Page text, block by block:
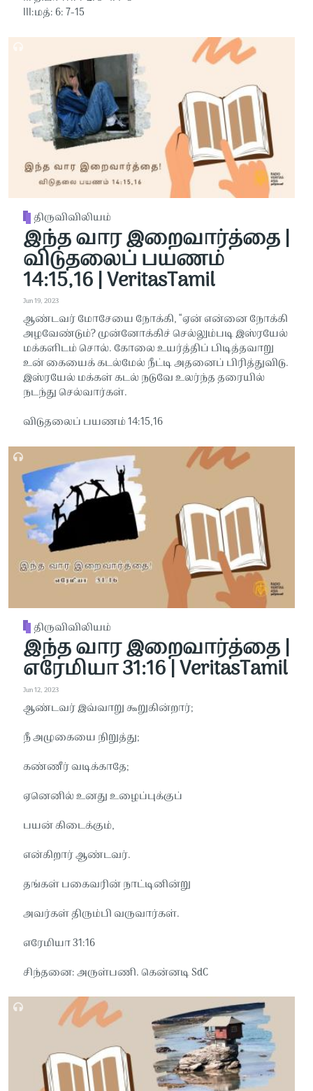
III:மத்: 6: 7-15
திருவிவிலியம்
இந்த வார இறைவார்த்தை |
விடுதலைப் பயணம்
14:15,16 | VeritasTamil
Jun 19, 2023
ஆண்டவர் மோசேயை நோக்கி, “ஏன் என்னை நோக்கி
அழவேண்டும்? முன்னோக்கிச் செல்லும்படி இஸ்ரயேல்
மக்களிடம் சொல். கோலை உயர்த்திப் பிடித்தவாறு
உன் கையைக் கடல்மேல் நீட்டி அதனைப் பிரித்துவிடு.
இஸ்ரயேல் மக்கள் கடல் நடுவே உலர்ந்த தரையில்
நடந்து செல்வார்கள்.
விடுதலைப் பயணம் 14:15,16
திருவிவிலியம்
இந்த வார இறைவார்த்தை |
எரேமியா 31:16 | VeritasTamil
Jun 12, 2023
ஆண்டவர் இவ்வாறு கூறுகின்றார்;
நீ அழுகையை நிறுத்து;
கண்ணீர் வடிக்காதே;
ஏனெனில் உனது உழைப்புக்குப்
பயன் கிடைக்கும்,
என்கிறார் ஆண்டவர்.
தங்கள் பகைவரின் நாட்டினின்று
அவர்கள் திரும்பி வருவார்கள்.
எரேமியா 31:16
சிந்தனை: அருள்பணி. கென்னடி SdC